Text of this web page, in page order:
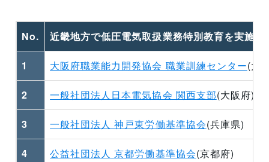
No. 近畿地方で低圧電気取扱業務特別教育を実施す
1 大阪府職業能力開発協会 職業訓練センター(大
2 一般社団法人日本電気協会 関西支部(大阪府)
3 一般社団法人 神戸東労働基準協会(兵庫県)
4 公益社団法人 京都労働基準協会(京都府)